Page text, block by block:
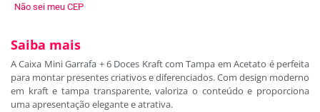
Não sei meu CEP
Saiba mais
A Caixa Mini Garrafa + 6 Doces Kraft com Tampa em Acetato é perfeita
para montar presentes criativos e diferenciados. Com design moderno
em kraft e tampa transparente, valoriza o conteúdo e proporciona
uma apresentação elegante e atrativa.